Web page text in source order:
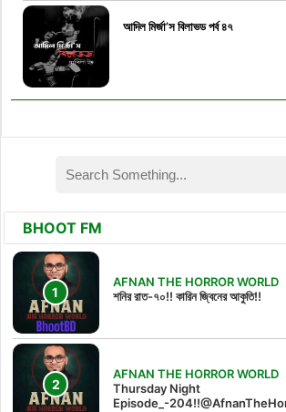
আদিল মির্জা’স বিলাভড পর্ব ৪৭
BHOOT FM
AFNAN THE HORROR WORLD
শনির রাত-৭০!! কারিন জ্বিনের আকুতি!!
AFNAN THE HORROR WORLD
Thursday Night
Episode_-